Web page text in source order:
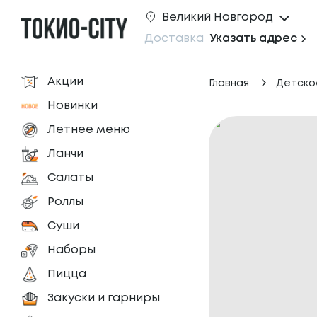
Великий Новгород
Доставка Указать адрес
Акции
Новинки
Летнее меню
Ланчи
Салаты
Роллы
Суши
Наборы
Пицца
Закуски и гарниры
Главная